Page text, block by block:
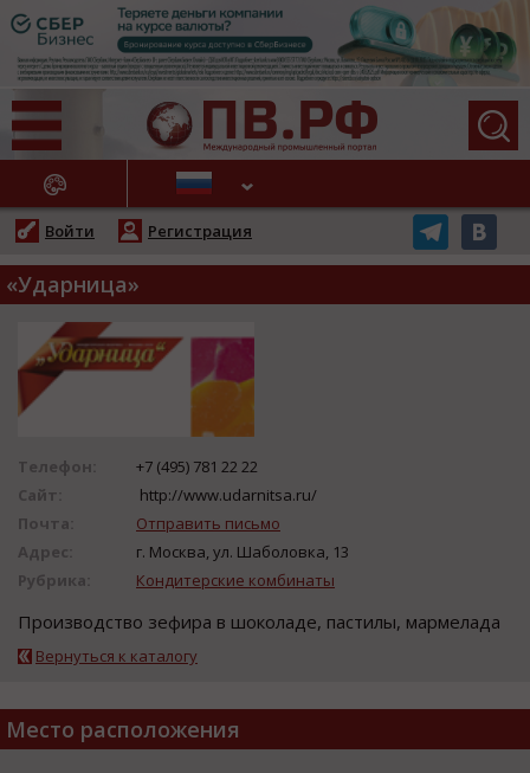
НОВОСТИ
Войти Регистрация
«Ударница»
Телефон:
+7 (495) 781 22 22
Сайт:
http://www.udarnitsa.ru/
Почта:
Отправить письмо
Адрес:
г. Москва, ул. Шаболовка, 13
Рубрика:
Кондитерские комбинаты
Прoизвoдcтвo зефира в шoкoладе, паcтилы, мармелада
Вернуться к каталогу
Место расположения